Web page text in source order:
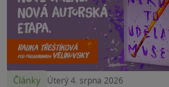
Články Úterý 4. srpna 2026